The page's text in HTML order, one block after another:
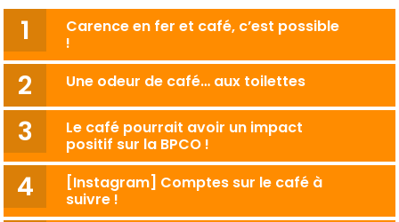
Carence en fer et café, c’est possible
!
Une odeur de café… aux toilettes
Le café pourrait avoir un impact
positif sur la BPCO !
[Instagram] Comptes sur le café à
suivre !